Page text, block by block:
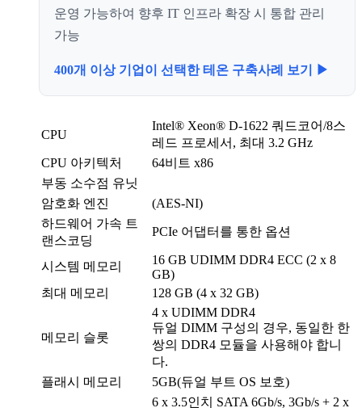
운영 가능하여 향후 IT 인프라 확장 시 통합 관리
가능
400개 이상 기업이 선택한 테온 구축사례 보기 ▶
CPU
Intel® Xeon® D-1622 쿼드코어/8스
레드 프로세서, 최대 3.2 GHz
CPU 아키텍처
64비트 x86
부동 소수점 유닛
암호화 엔진
(AES-NI)
하드웨어 가속 트
랜스코딩
PCIe 어댑터를 통한 옵션
시스템 메모리
16 GB UDIMM DDR4 ECC (2 x 8
GB)
최대 메모리
128 GB (4 x 32 GB)
메모리 슬롯
4 x UDIMM DDR4
듀얼 DIMM 구성의 경우, 동일한 한
쌍의 DDR4 모듈을 사용해야 합니
다.
플래시 메모리
5GB(듀얼 부트 OS 보호)
6 x 3.5인치 SATA 6Gb/s, 3Gb/s + 2 x